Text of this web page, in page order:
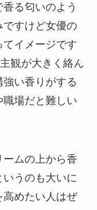
る匂いのよう
ですけど女優の
イメージです
観が大きく絡ん
い香りがする
場だと難しい
ムの上から香
うのも大いに
高めたい人はぜ